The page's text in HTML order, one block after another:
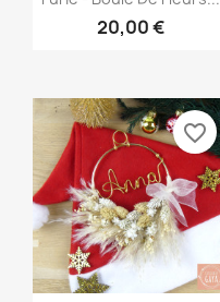
20,00 €
favorite_border